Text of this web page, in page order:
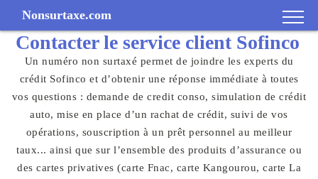
Nonsurtaxe.com
Contacter le service client Sofinco
Un numéro non surtaxé permet de joindre les experts du
crédit Sofinco et d’obtenir une réponse immédiate à toutes
vos questions : demande de credit conso, simulation de crédit
auto, mise en place d’un rachat de crédit, suivi de vos
opérations, souscription à un prêt personnel au meilleur
taux... ainsi que sur l’ensemble des produits d’assurance ou
des cartes privatives (carte Fnac, carte Kangourou, carte La